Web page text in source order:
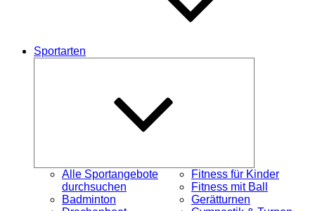
Sportarten
Alle Sportangebote
durchsuchen
Badminton
Fitness für Kinder
Fitness mit Ball
Gerätturnen